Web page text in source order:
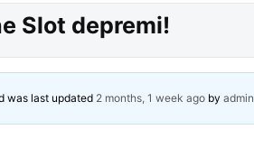
Slot depremi!
was last updated 2 months, 1 week ago by admin